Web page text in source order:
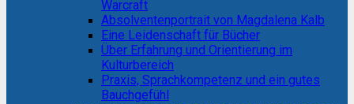
Warcraft
Absolventenportrait von Magdalena Kalb
Eine Leidenschaft für Bücher
Über Erfahrung und Orientierung im
Kulturbereich
Praxis, Sprachkompetenz und ein gutes
Bauchgefühl